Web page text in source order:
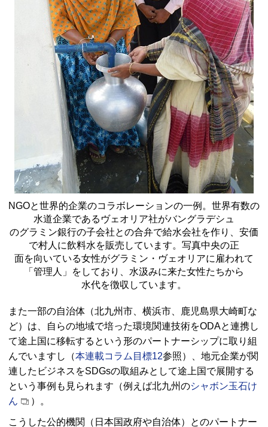
NGOと世界的企業のコラボレーションの一例。世界有数の
水道企業であるヴェオリア社がバングラデシュ
のグラミン銀行の子会社との合弁で給水会社を作り、安価
で村人に飲料水を販売しています。写真中央の正
面を向いている女性がグラミン・ヴェオリアに雇われて
「管理人」をしており、水汲みに来た女性たちから
水代を徴収しています。
また一部の自治体（北九州市、横浜市、鹿児島県大崎町な
ど）は、自らの地域で培った環境関連技術をODAと連携し
て途上国に移転するという形のパートナーシップに取り組
んでいますし（本連載コラム目標12参照）、地元企業が関
連したビジネスをSDGsの取組みとして途上国で展開する
という事例も見られます（例えば北九州のシャボン玉石け
ん
）。
こうした公的機関（日本国政府や自治体）とのパートナー